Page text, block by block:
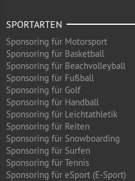
SPORTARTEN
Sponsoring für Motorsport
Sponsoring für Basketball
Sponsoring für Beachvolleyball
Sponsoring für Fußball
Sponsoring für Golf
Sponsoring für Handball
Sponsoring für Leichtathletik
Sponsoring für Reiten
Sponsoring für Snowboarding
Sponsoring für Surfen
Sponsoring für Tennis
Sponsoring für eSport (E-Sport)